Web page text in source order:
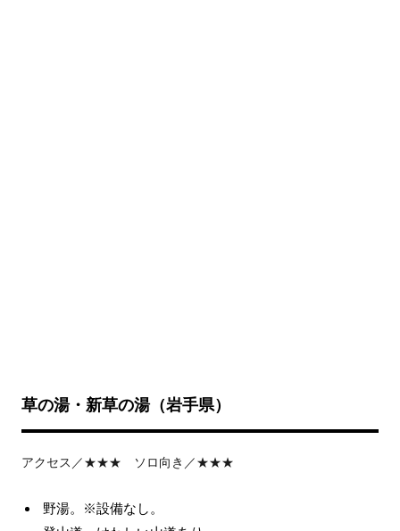
草の湯・新草の湯（岩手県）
アクセス／★★★ ソロ向き／★★★
野湯。※設備なし。